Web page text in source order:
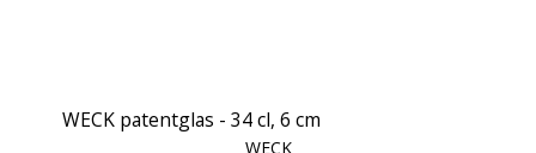
WECK patentglas - 34 cl, 6 cm
WECK